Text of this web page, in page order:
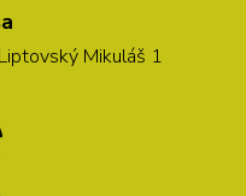
Mikuláš 1